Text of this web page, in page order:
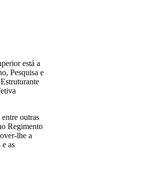
está a
Pesquisa e
outras
Regimento
lhe a
as